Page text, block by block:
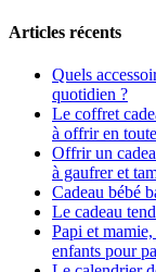
Articles récents
Quels
quotidien ?
Le coffret
à offrir en
Offrir un
à gaufrer et
Cadeau bébé
Le cadeau
Papi et
enfants pour